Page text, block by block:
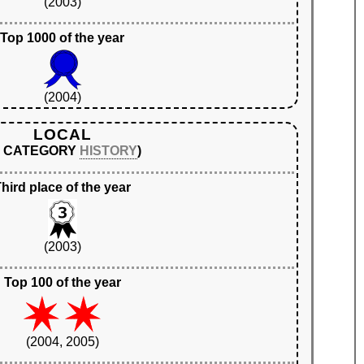
Top 1000 of the year
(2004)
LOCAL
CATEGORY HISTORY)
place of the year
(2003)
Top 100 of the year
(2004, 2005)